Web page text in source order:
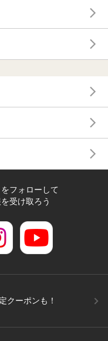
フォローして
受け取ろう
クーポンも！